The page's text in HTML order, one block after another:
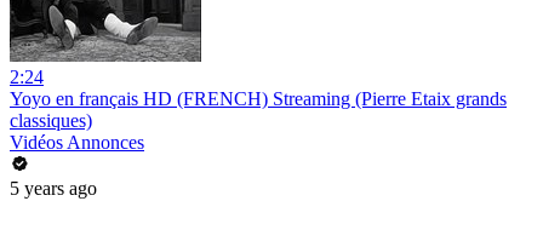
2:24
Yoyo en français HD (FRENCH) Streaming (Pierre Etaix grands
classiques)
Vidéos Annonces
5 years ago